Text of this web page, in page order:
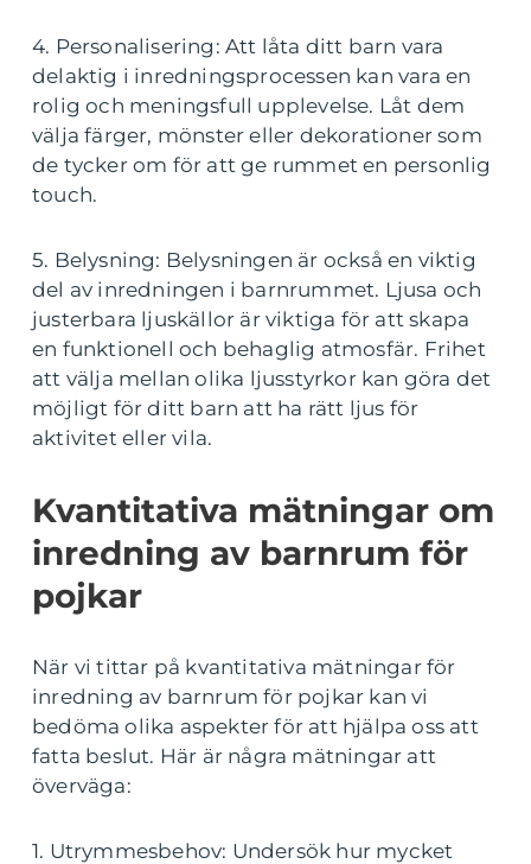
4. Personalisering: Att låta ditt barn vara
delaktig i inredningsprocessen kan vara en
rolig och meningsfull upplevelse. Låt dem
välja färger, mönster eller dekorationer som
de tycker om för att ge rummet en personlig
touch.
5. Belysning: Belysningen är också en viktig
del av inredningen i barnrummet. Ljusa och
justerbara ljuskällor är viktiga för att skapa
en funktionell och behaglig atmosfär. Frihet
att välja mellan olika ljusstyrkor kan göra det
möjligt för ditt barn att ha rätt ljus för
aktivitet eller vila.
Kvantitativa mätningar om
inredning av barnrum för
pojkar
När vi tittar på kvantitativa mätningar för
inredning av barnrum för pojkar kan vi
bedöma olika aspekter för att hjälpa oss att
fatta beslut. Här är några mätningar att
överväga:
1. Utrymmesbehov: Undersök hur mycket